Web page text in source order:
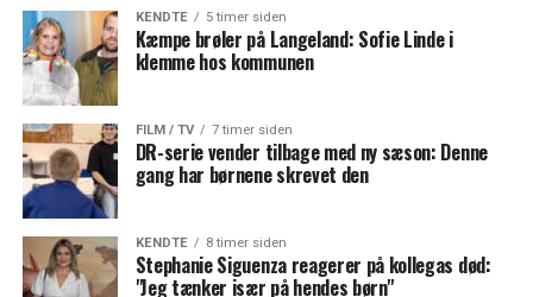
KENDTE 5 timer siden
Kæmpe brøler på Langeland: Sofie Linde i
klemme hos kommunen
FILM / TV 7 timer siden
DR-serie vender tilbage med ny sæson: Denne
gang har børnene skrevet den
KENDTE 8 timer siden
Stephanie Siguenza reagerer på kollegas død:
"Jeg tænker især på hendes børn"